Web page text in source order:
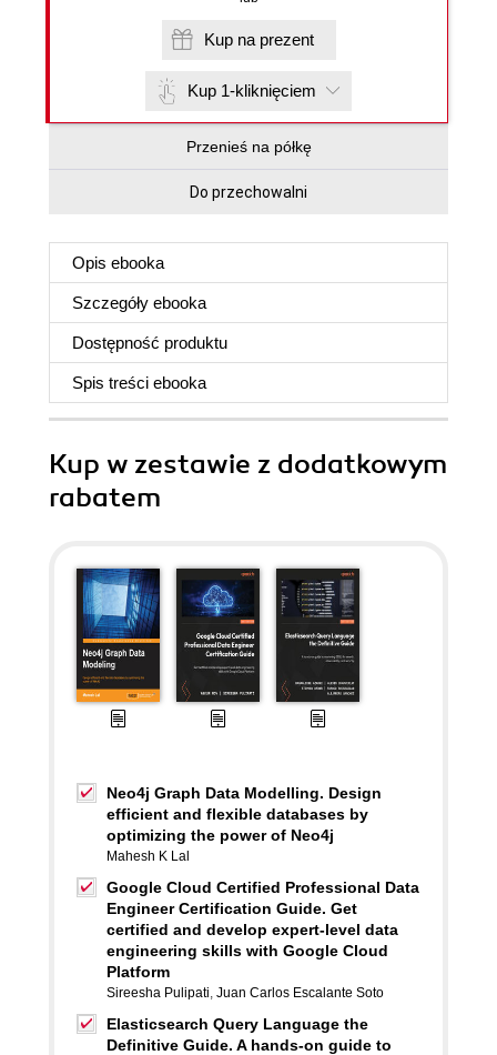
Kup na prezent
Kup 1-kliknięciem
Przenieś na półkę
Do przechowalni
Opis ebooka
Szczegóły ebooka
Dostępność produktu
Spis treści ebooka
Kup w zestawie z dodatkowym
rabatem
Neo4j Graph Data Modelling. Design
efficient and flexible databases by
optimizing the power of Neo4j
Mahesh K Lal
Google Cloud Certified Professional Data
Engineer Certification Guide. Get
certified and develop expert-level data
engineering skills with Google Cloud
Platform
Sireesha Pulipati, Juan Carlos Escalante Soto
Elasticsearch Query Language the
Definitive Guide. A hands-on guide to